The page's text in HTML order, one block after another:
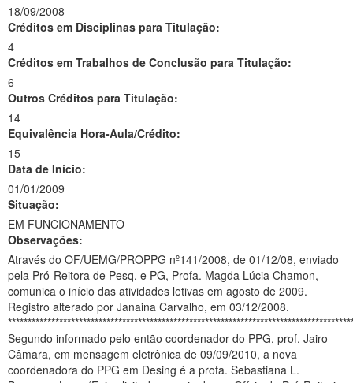
18/09/2008
Créditos em Disciplinas para Titulação:
4
Créditos em Trabalhos de Conclusão para Titulação:
6
Outros Créditos para Titulação:
14
Equivalência Hora-Aula/Crédito:
15
Data de Início:
01/01/2009
Situação:
EM FUNCIONAMENTO
Observações:
Através do OF/UEMG/PROPPG nº141/2008, de 01/12/08, enviado
pela Pró-Reitora de Pesq. e PG, Profa. Magda Lúcia Chamon,
comunica o início das atividades letivas em agosto de 2009.
Registro alterado por Janaina Carvalho, em 03/12/2008.
Segundo informado pelo então coordenador do PPG, prof. Jairo
Câmara, em mensagem eletrônica de 09/09/2010, a nova
coordenadora do PPG em Desing é a profa. Sebastiana L.